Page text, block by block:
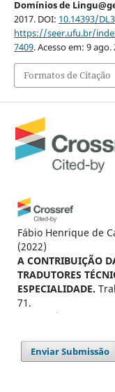
Domínios de
2017. DOI: 10.14393/
https://seer.ufu.br/
7409. Acesso em: 9 ago.
Formatos de Citação
Fábio Henrique de
(2022)
A CONTRIBUIÇÃO
TRADUTORES
ESPECIALIDADE.
71.
10.1590/
Enviar Submissão